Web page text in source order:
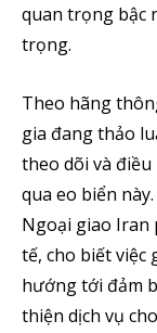
quan trọng bậc
trọng.
Theo hãng
gia đang thảo
theo dõi và điều
qua eo biển
Ngoại giao Iran
tế, cho biết việc
hướng tới đảm
thiện dịch vụ